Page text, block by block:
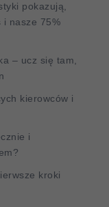
pokazują,
i nasze 75%
– ucz się tam,
kierowców i
i
kroki